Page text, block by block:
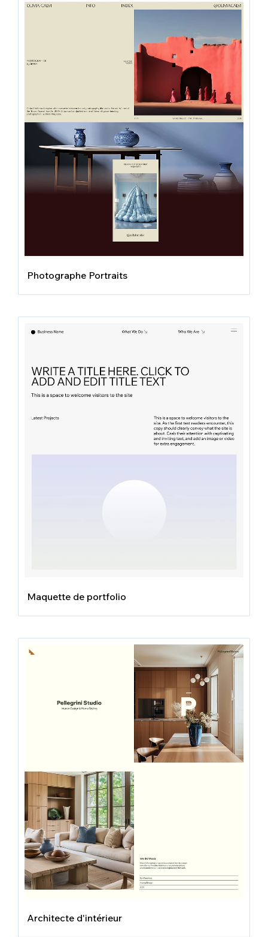
Photographe Portraits
Maquette de portfolio
Architecte d'intérieur